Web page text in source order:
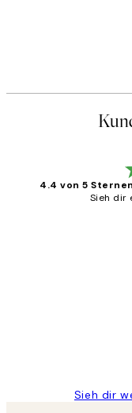
4.4 von 5 Sternen
Sieh dir
Sieh dir